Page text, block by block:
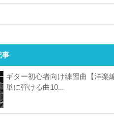
事
ギター初心者向け練習曲【洋楽
単に弾ける曲10...